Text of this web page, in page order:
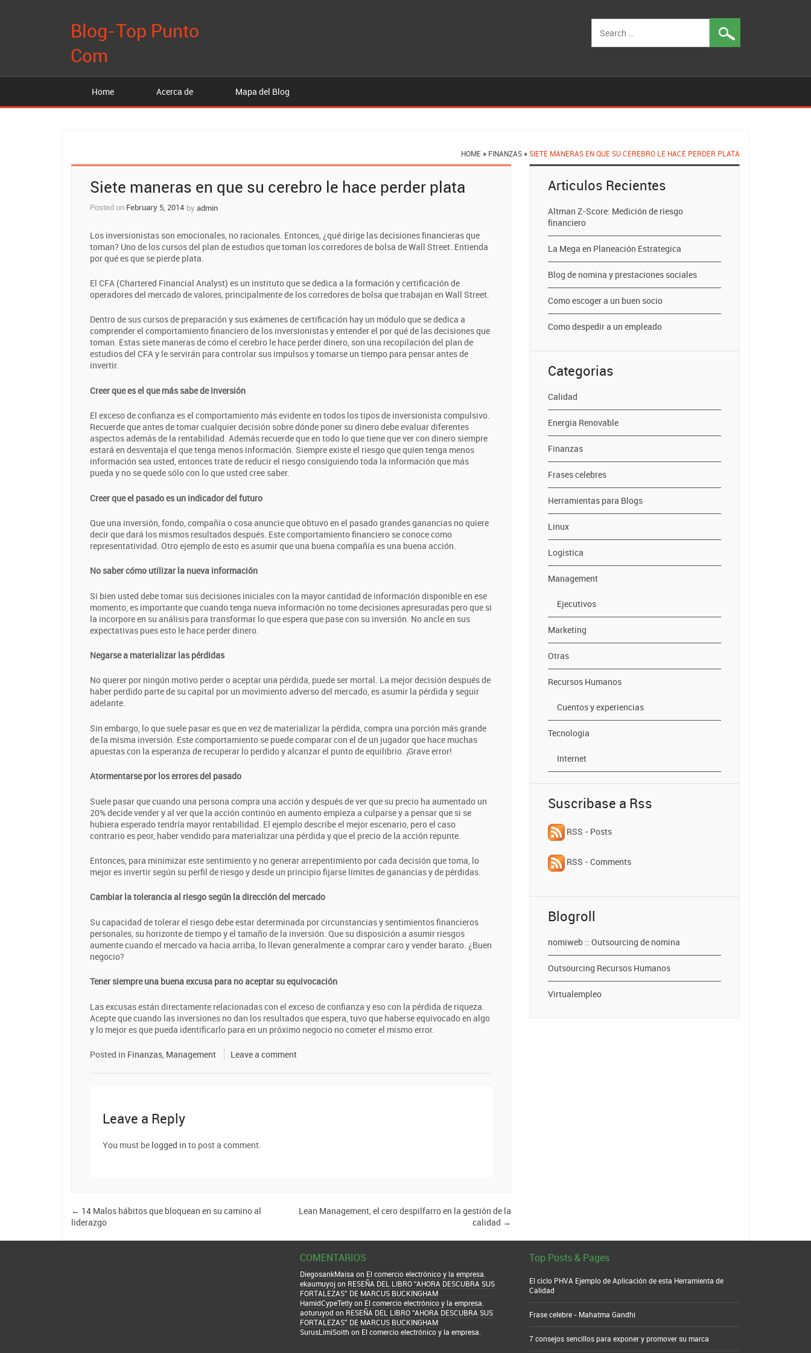
Blog-Top Punto
Com
for:
Home Acerca de Mapa del Blog
HOME » FINANZAS » SIETE MANERAS EN QUE SU CEREBRO LE HACE PERDER PLATA
Siete maneras en que su cerebro le hace perder plata
Posted on February 5, 2014 by admin
Los inversionistas son emocionales, no racionales. Entonces, ¿qué dirige las decisiones financieras que
toman? Uno de los cursos del plan de estudios que toman los corredores de bolsa de Wall Street. Entienda
por qué es que se pierde plata.
El CFA (Chartered Financial Analyst) es un instituto que se dedica a la formación y certificación de
operadores del mercado de valores, principalmente de los corredores de bolsa que trabajan en Wall Street.
Dentro de sus cursos de preparación y sus exámenes de certificación hay un módulo que se dedica a
comprender el comportamiento financiero de los inversionistas y entender el por qué de las decisiones que
toman. Estas siete maneras de cómo el cerebro le hace perder dinero, son una recopilación del plan de
estudios del CFA y le servirán para controlar sus impulsos y tomarse un tiempo para pensar antes de
invertir.
Creer que es el que más sabe de inversión
El exceso de confianza es el comportamiento más evidente en todos los tipos de inversionista compulsivo.
Recuerde que antes de tomar cualquier decisión sobre dónde poner su dinero debe evaluar diferentes
aspectos además de la rentabilidad. Además recuerde que en todo lo que tiene que ver con dinero siempre
estará en desventaja el que tenga menos información. Siempre existe el riesgo que quien tenga menos
información sea usted, entonces trate de reducir el riesgo consiguiendo toda la información que más
pueda y no se quede sólo con lo que usted cree saber.
Creer que el pasado es un indicador del futuro
Que una inversión, fondo, compañía o cosa anuncie que obtuvo en el pasado grandes ganancias no quiere
decir que dará los mismos resultados después. Este comportamiento financiero se conoce como
representatividad. Otro ejemplo de esto es asumir que una buena compañía es una buena acción.
No saber cómo utilizar la nueva información
Si bien usted debe tomar sus decisiones iniciales con la mayor cantidad de información disponible en ese
momento, es importante que cuando tenga nueva información no tome decisiones apresuradas pero que si
la incorpore en su análisis para transformar lo que espera que pase con su inversión. No ancle en sus
expectativas pues esto le hace perder dinero.
Negarse a materializar las pérdidas
No querer por ningún motivo perder o aceptar una pérdida, puede ser mortal. La mejor decisión después de
haber perdido parte de su capital por un movimiento adverso del mercado, es asumir la pérdida y seguir
adelante.
Sin embargo, lo que suele pasar es que en vez de materializar la pérdida, compra una porción más grande
de la misma inversión. Este comportamiento se puede comparar con el de un jugador que hace muchas
apuestas con la esperanza de recuperar lo perdido y alcanzar el punto de equilibrio. ¡Grave error!
Atormentarse por los errores del pasado
Suele pasar que cuando una persona compra una acción y después de ver que su precio ha aumentado un
20% decide vender y al ver que la acción continúo en aumento empieza a culparse y a pensar que si se
hubiera esperado tendría mayor rentabilidad. El ejemplo describe el mejor escenario, pero el caso
contrario es peor, haber vendido para materializar una pérdida y que el precio de la acción repunte.
Entonces, para minimizar este sentimiento y no generar arrepentimiento por cada decisión que toma, lo
mejor es invertir según su perfil de riesgo y desde un principio fijarse límites de ganancias y de pérdidas.
Cambiar la tolerancia al riesgo según la dirección del mercado
Su capacidad de tolerar el riesgo debe estar determinada por circunstancias y sentimientos financieros
personales, su horizonte de tiempo y el tamaño de la inversión. Que su disposición a asumir riesgos
aumente cuando el mercado va hacia arriba, lo llevan generalmente a comprar caro y vender barato. ¿Buen
negocio?
Tener siempre una buena excusa para no aceptar su equivocación
Las excusas están directamente relacionadas con el exceso de confianza y eso con la pérdida de riqueza.
Acepte que cuando las inversiones no dan los resultados que espera, tuvo que haberse equivocado en algo
y lo mejor es que pueda identificarlo para en un próximo negocio no cometer el mismo error.
Posted in Finanzas, Management Leave a comment
Leave a Reply
You must be logged in to post a comment.
navigation
← 14 Malos hábitos que bloquean en su camino al
liderazgo
Lean Management, el cero despilfarro en la gestión de la
calidad →
Articulos Recientes
Altman Z-Score: Medición de riesgo
financiero
La Mega en Planeación Estrategica
Blog de nomina y prestaciones sociales
Como escoger a un buen socio
Como despedir a un empleado
Categorias
Calidad
Energia Renovable
Finanzas
Frases celebres
Herramientas para Blogs
Linux
Logistica
Management
Ejecutivos
Marketing
Otras
Recursos Humanos
Cuentos y experiencias
Tecnologia
Internet
Suscribase a Rss
RSS - Posts
RSS - Comments
Blogroll
nomiweb :: Outsourcing de nomina
Outsourcing Recursos Humanos
Virtualempleo
COMENTARIOS
DiegosankMaisa on El comercio electrónico y la empresa.
ekaumuyojon RESEÑA DEL LIBRO “AHORA DESCUBRA SUS
FORTALEZAS” DE MARCUS BUCKINGHAM
HamidCypeTetlyon El comercio electrónico y la empresa.
aoturuyod on RESEÑA DEL LIBRO “AHORA DESCUBRA SUS
FORTALEZAS” DE MARCUS BUCKINGHAM
SurusLimiSoith on El comercio electrónico y la empresa.
Top Posts & Pages
El ciclo PHVA Ejemplo de Aplicación de esta Herramienta de
Calidad
Frase celebre - Mahatma Gandhi
7 consejos sencillos para exponer y promover su marca